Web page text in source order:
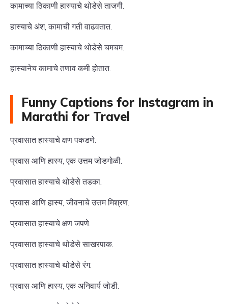
कामाच्या ठिकाणी हास्याचे थोडेसे ताजगी.
हास्याचे अंश, कामाची गती वाढवतात.
कामाच्या ठिकाणी हास्याचे थोडेसे चमचम.
हास्यानेच कामाचे तणाव कमी होतात.
Funny Captions for Instagram in
Marathi for Travel
प्रवासात हास्याचे क्षण पकडणे.
प्रवास आणि हास्य, एक उत्तम जोडगोळी.
प्रवासात हास्याचे थोडेसे तडका.
प्रवास आणि हास्य, जीवनाचे उत्तम मिश्रण.
प्रवासात हास्याचे क्षण जपणे.
प्रवासात हास्याचे थोडेसे साखरपाक.
प्रवासात हास्याचे थोडेसे रंग.
प्रवास आणि हास्य, एक अनिवार्य जोडी.